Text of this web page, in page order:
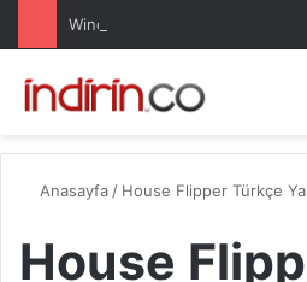
Windows 10 Pro indir – Türkçe
Anasayfa / House Flipper Türkçe
House